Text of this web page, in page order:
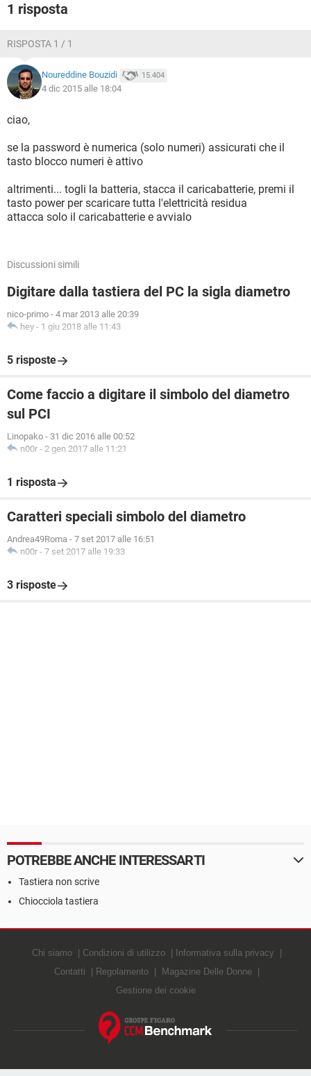
1 risposta
RISPOSTA 1 / 1
Noureddine Bouzidi 15.404
4 dic 2015 alle 18:04
ciao,
se la password è numerica (solo numeri) assicurati che il
tasto blocco numeri è attivo
altrimenti... togli la batteria, stacca il caricabatterie, premi il
tasto power per scaricare tutta l'elettricità residua
attacca solo il caricabatterie e avvialo
Discussioni simili
Digitare dalla tastiera del PC la sigla diametro
nico-primo - 4 mar 2013 alle 20:39
hey - 1 giu 2018 alle 11:43
5 risposte
Come faccio a digitare il simbolo del diametro
sul PCI
Linopako - 31 dic 2016 alle 00:52
n00r - 2 gen 2017 alle 11:21
1 risposta
Caratteri speciali simbolo del diametro
Andrea49Roma - 7 set 2017 alle 16:51
n00r - 7 set 2017 alle 19:33
3 risposte
POTREBBE ANCHE INTERESSARTI
Tastiera non scrive
Chiocciola tastiera
Chi siamo Condizioni di utilizzo
Informativa sulla privacy
Contatti
Regolamento
Magazine Delle Donne
Gestione dei cookie